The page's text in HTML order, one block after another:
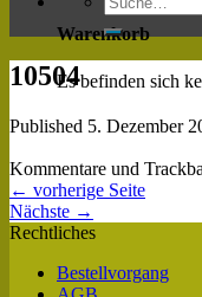
Warenkorb
Es befinden sich
10504
Published 5. Dezember
Kommentare und
← vorherige Seite
Nächste →
Rechtliches
Bestellvorgang